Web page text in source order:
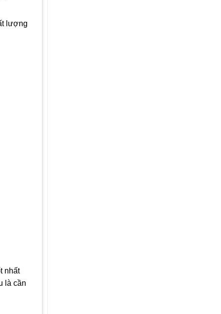
lượng
nhất
là cần